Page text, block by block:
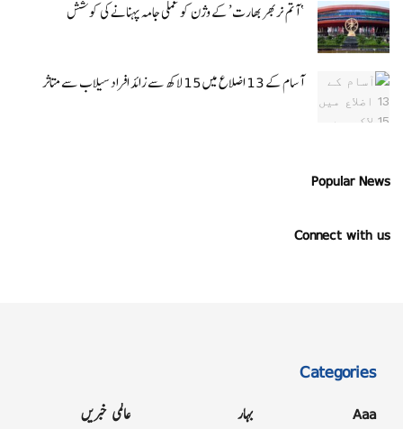
‘ آتم نربھر بھارت’ کے وژن کو عملی جامہ پہنانے کی کوشش
آسام کے 13 اضلاع میں 15 لاکھ سے زائد افراد سیلاب سے متاثر
Popular News
Connect with us
Categories
Aaa بہار عالمی خبریں